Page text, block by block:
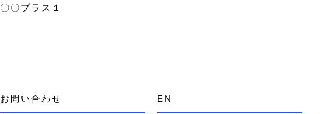
〇〇プラス１
お問い合わせ EN